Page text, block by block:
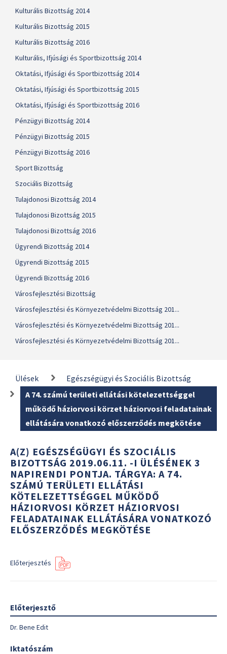
Kulturális Bizottság 2014
Kulturális Bizottság 2015
Kulturális Bizottság 2016
Kulturális, Ifjúsági és Sportbizottság 2014
Oktatási, Ifjúsági és Sportbizottság 2014
Oktatási, Ifjúsági és Sportbizottság 2015
Oktatási, Ifjúsági és Sportbizottság 2016
Pénzügyi Bizottság 2014
Pénzügyi Bizottság 2015
Pénzügyi Bizottság 2016
Sport Bizottság
Szociális Bizottság
Tulajdonosi Bizottság 2014
Tulajdonosi Bizottság 2015
Tulajdonosi Bizottság 2016
Ügyrendi Bizottság 2014
Ügyrendi Bizottság 2015
Ügyrendi Bizottság 2016
Városfejlesztési Bizottság
Városfejlesztési és Környezetvédelmi Bizottság 201...
Városfejlesztési és Környezetvédelmi Bizottság 201...
Városfejlesztési és Környezetvédelmi Bizottság 201...
Ülések
Egészségügyi és Szociális Bizottság
A 74. számú területi ellátási kötelezettséggel
működő háziorvosi körzet háziorvosi feladatainak
ellátására vonatkozó előszerződés megkötése
A(Z) EGÉSZSÉGÜGYI ÉS SZOCIÁLIS
BIZOTTSÁG 2019.06.11. -I ÜLÉSÉNEK 3
NAPIRENDI PONTJA. TÁRGYA: A 74.
SZÁMÚ TERÜLETI ELLÁTÁSI
KÖTELEZETTSÉGGEL MŰKÖDŐ
HÁZIORVOSI KÖRZET HÁZIORVOSI
FELADATAINAK ELLÁTÁSÁRA VONATKOZÓ
ELŐSZERZŐDÉS MEGKÖTÉSE
Előterjesztés
Előterjesztő
Dr. Bene Edit
Iktatószám